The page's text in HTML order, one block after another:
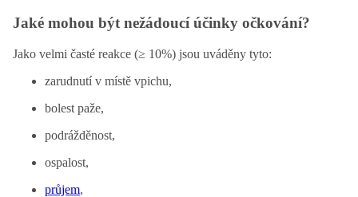
Jaké mohou být nežádoucí účinky očkování?
Jako velmi časté reakce (≥ 10%) jsou uváděny tyto:
zarudnutí v místě vpichu,
bolest paže,
podrážděnost,
ospalost,
průjem,